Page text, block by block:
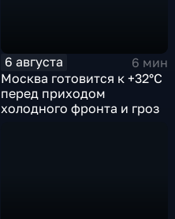
6 августа
6 мин
Москва готовится к +32°C
перед приходом
холодного фронта и гроз